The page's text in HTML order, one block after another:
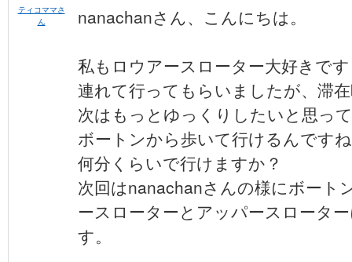
ティコママさ
ん
nanachanさん、こんにちは。
私もロウアースローター大好きで
連れて行ってもらいましたが、滞
次はもっとゆっくりしたいと思っ
ボートンから歩いて行けるんです
何分くらいで行けますか？
次回はnanachanさんの様にボート
ースローターとアッパースロータ
す。